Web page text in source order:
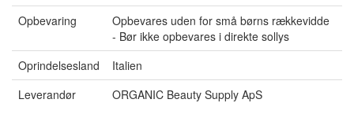
Opbevaring
Opbevares uden for små børns rækkevidde
- Bør ikke opbevares i direkte sollys
Oprindelsesland
Italien
Leverandør
ORGANIC Beauty Supply ApS